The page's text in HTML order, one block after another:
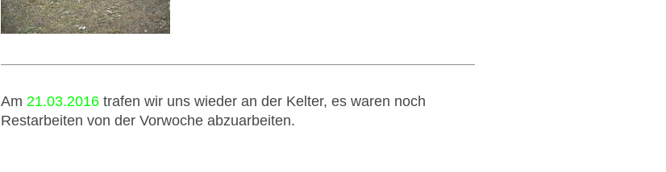
Am21.03.2016 trafen wir uns wieder an der Kelter, es waren noch
Restarbeiten von der Vorwoche abzuarbeiten.